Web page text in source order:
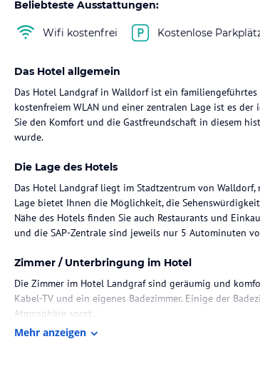
Beliebteste Ausstattungen:
Wifi kostenfrei Kostenlose
Das Hotel allgemein
Das Hotel Landgraf in Walldorf ist ein
kostenfreiem WLAN und einer zentralen Lage ist es
Sie den Komfort und die Gastfreundschaft in diesem
wurde.
Die Lage des Hotels
Das Hotel Landgraf liegt im Stadtzentrum von
Lage bietet Ihnen die Möglichkeit, die
Nähe des Hotels finden Sie auch Restaurants und
und die SAP-Zentrale sind jeweils nur 5 Autominuten
Zimmer / Unterbringung im Hotel
Die Zimmer im Hotel Landgraf sind geräumig und
Kabel-TV und ein eigenes Badezimmer. Einige der
Atmosphäre sorgt.
Mehr anzeigen